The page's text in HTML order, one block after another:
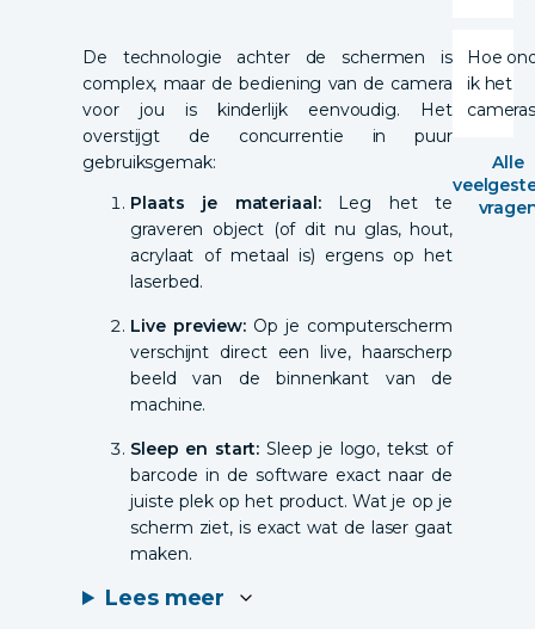
De technologie achter de schermen is
complex, maar de bediening van de camera
voor jou is kinderlijk eenvoudig. Het
overstijgt de concurrentie in puur
gebruiksgemak:
Plaats je materiaal:Leg het te
graveren object (of dit nu glas, hout,
acrylaat of metaal is) ergens op het
laserbed.
Live preview: Op je computerscherm
verschijnt direct een live, haarscherp
beeld van de binnenkant van de
machine.
Sleep en start: Sleep je logo, tekst of
barcode in de software exact naar de
juiste plek op het product. Wat je op je
scherm ziet, is exact wat de laser gaat
maken.
Lees meer
Hoe
ik het
Alle